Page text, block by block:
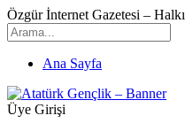
Özgür İnternet Gazetesi –
Ana Sayfa
Üye Girişi